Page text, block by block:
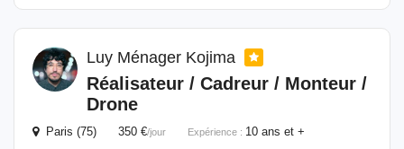
Luy Ménager Kojima
Réalisateur / Cadreur / Monteur /
Drone
Paris (75) 350 €/jour Expérience : 10 ans et +